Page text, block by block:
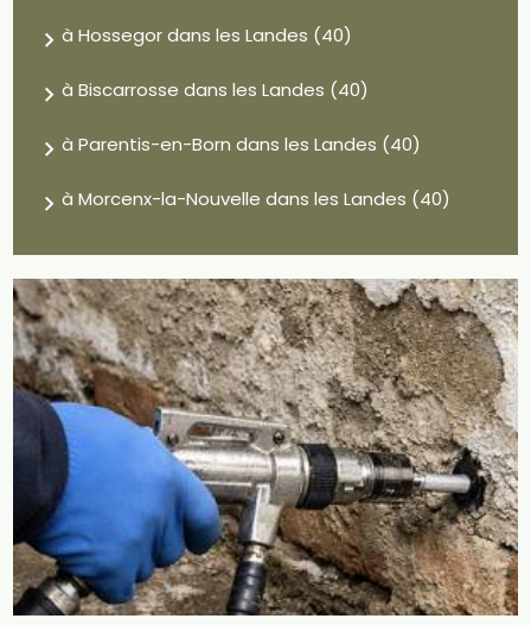
à Hossegor dans les Landes (40)
à Biscarrosse dans les Landes (40)
à Parentis-en-Born dans les Landes (40)
à Morcenx-la-Nouvelle dans les Landes (40)